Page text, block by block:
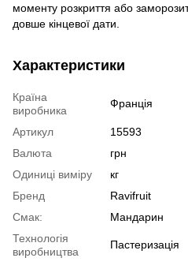
моменту розкриття або
довше кінцевої дати.
Характеристики
Країна
виробника
Франція
Артикул
15593
Валюта
грн
Одиниці виміру
кг
Бренд
Ravifruit
Смак:
Мандарин
Технологія
виробництва
Пастеризація